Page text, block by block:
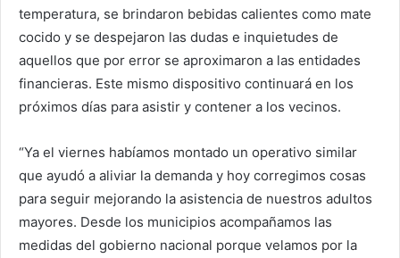
temperatura, se brindaron bebidas calientes como mate
cocido y se despejaron las dudas e inquietudes de
aquellos que por error se aproximaron a las entidades
financieras. Este mismo dispositivo continuará en los
próximos días para asistir y contener a los vecinos.
“Ya el viernes habíamos montado un operativo similar
que ayudó a aliviar la demanda y hoy corregimos cosas
para seguir mejorando la asistencia de nuestros adultos
mayores. Desde los municipios acompañamos las
medidas del gobierno nacional porque velamos por la